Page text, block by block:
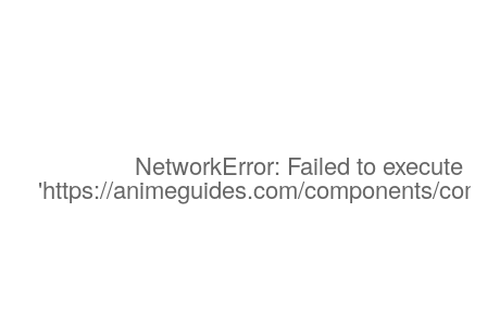
NetworkError: Failed to execute
'https://animeguides.com/components/